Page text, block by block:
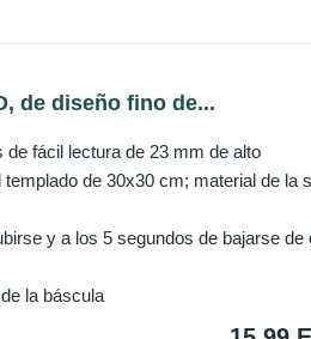
de diseño fino de...
fácil lectura de 23 mm de alto
de 30x30 cm; material de la
y a los 5 segundos de bajarse de
la báscula